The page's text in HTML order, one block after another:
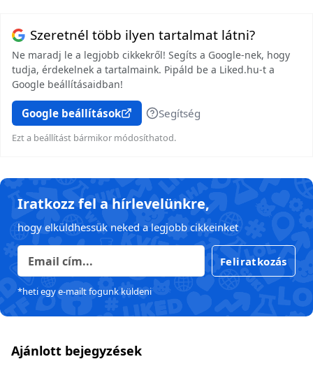
Szeretnél több ilyen tartalmat látni?
Ne maradj le a legjobb cikkekről! Segíts a Google-nek, hogy
tudja, érdekelnek a tartalmaink. Pipáld be a Liked.hu-t a
Google beállításaidban!
Google beállítások Segítség
Ezt a beállítást bármikor módosíthatod.
Iratkozz fel a hírlevelünkre,
hogy elküldhessük neked a legjobb cikkeinket
Feliratkozás
*heti egy e-mailt fogunk küldeni
Ajánlott bejegyzések